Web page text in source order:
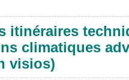
itinéraires
climatiques
visios)